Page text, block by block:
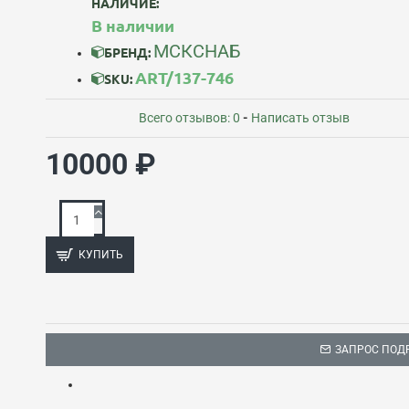
В наличии
БРЕНД: МСКСНАБ
SKU:ART/137-746
Всего отзывов: 0 - Написать отзыв
10000 ₽
КУПИТЬ
ЗАПРОС